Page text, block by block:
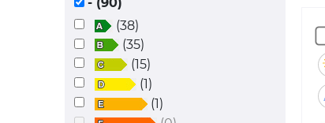
(38)
(35)
(15)
(1)
(1)